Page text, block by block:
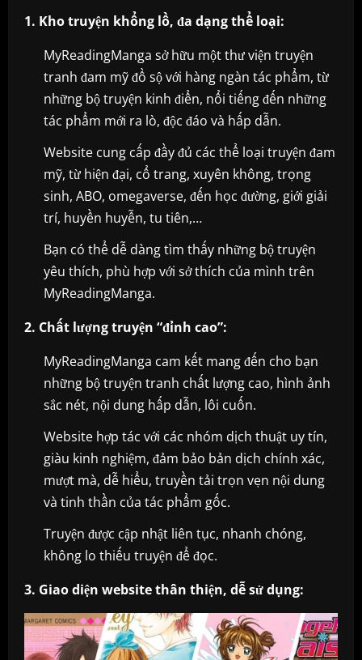
1. Kho truyện khổng lồ, đa dạng thể loại:
MyReadingManga sở hữu một thư viện truyện
tranh đam mỹ đồ sộ với hàng ngàn tác phẩm, từ
những bộ truyện kinh điển, nổi tiếng đến những
tác phẩm mới ra lò, độc đáo và hấp dẫn.
Website cung cấp đầy đủ các thể loại truyện đam
mỹ, từ hiện đại, cổ trang, xuyên không, trọng
sinh, ABO, omegaverse, đến học đường, giới giải
trí, huyền huyễn, tu tiên,…
Bạn có thể dễ dàng tìm thấy những bộ truyện
yêu thích, phù hợp với sở thích của mình trên
MyReadingManga.
2. Chất lượng truyện “đỉnh cao”:
MyReadingManga cam kết mang đến cho bạn
những bộ truyện tranh chất lượng cao, hình ảnh
sắc nét, nội dung hấp dẫn, lôi cuốn.
Website hợp tác với các nhóm dịch thuật uy tín,
giàu kinh nghiệm, đảm bảo bản dịch chính xác,
mượt mà, dễ hiểu, truyền tải trọn vẹn nội dung
và tinh thần của tác phẩm gốc.
Truyện được cập nhật liên tục, nhanh chóng,
không lo thiếu truyện để đọc.
3. Giao diện website thân thiện, dễ sử dụng: